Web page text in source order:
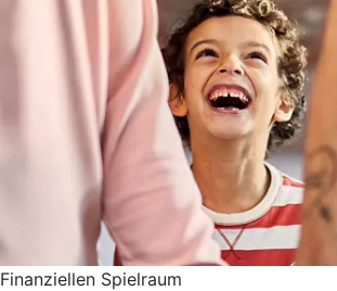
Finanziellen Spielraum